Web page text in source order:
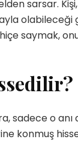
sarsar.
saymak,
sadece o anı
konmuş